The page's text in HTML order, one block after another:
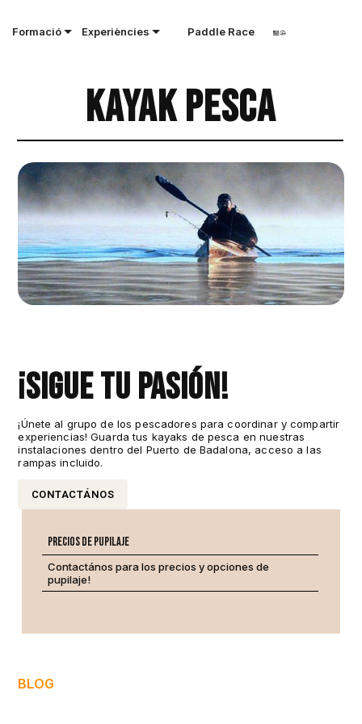
Formació Experiències Paddle Race
Kayak Pesca
¡Sigue tu pasión!
¡Únete al grupo de los pescadores para coordinar y compartir
experiencias! Guarda tus kayaks de pesca en nuestras
instalaciones dentro del Puerto de Badalona, acceso a las
rampas incluido.
CONTACTÁNOS
Precios de PUPILAJE
Contactános para los precios y opciones de
pupilaje!
BLOG